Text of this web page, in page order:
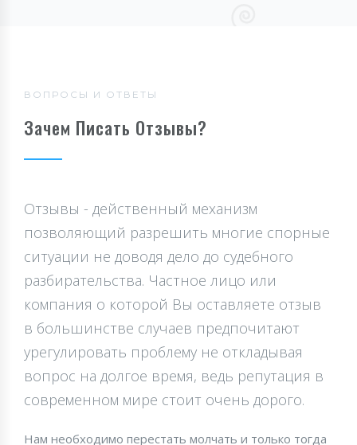
ВОПРОСЫ И ОТВЕТЫ
Зачем Писать Отзывы?
Отзывы - действенный механизм
позволяющий разрешить многие спорные
ситуации не доводя дело до судебного
разбирательства. Частное лицо или
компания о которой Вы оставляете отзыв
в большинстве случаев предпочитают
урегулировать проблему не откладывая
вопрос на долгое время, ведь репутация в
современном мире стоит очень дорого.
Нам необходимо перестать молчать и только тогда